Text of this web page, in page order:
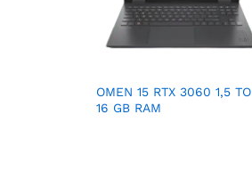
OMEN 15 RTX 3060 1,5 TO
16 GB RAM